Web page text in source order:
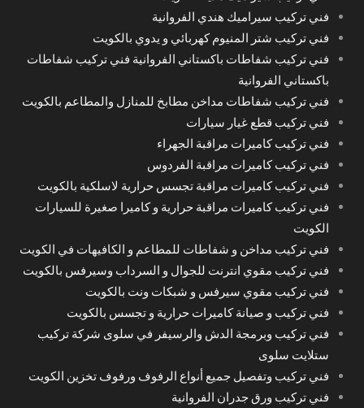
فني تركيب سيراميك هندي الفروانية
فني تركيب شتر المنيوم كهربائي و يدوي بالكويت
فني تركيب شفاطات باكستاني الفروانية فني تركيب شفاطات
باكستاني الفروانية
فني تركيب شفاطات مداخن مطابخ للمنازل والمطاعم بالكويت
فني تركيب قطع غيار سيارات
فني تركيب كاميرات مراقبة الجهراء
فني تركيب كاميرات مراقبة الفردوس
فني تركيب كاميرات مراقبة تجسس حرارية لاسلكية بالكويت
فني تركيب كاميرات مراقبة حرارية و كاميرا صغيرة للسيارات
الكويت
فني تركيب مداخن و شفاطات للمطاعم و الكافيهات في الكويت
فني تركيب مقوي انترنت للجوال و السرداب وسيرفس بالكويت
فني تركيب مقوي سيرفس و شبكات ونت بالكويت
فني تركيب و صيانة كاميرات حرارية و تجسس بالكويت
فني تركيب وبرمجة الدش والرسيفر في سلوى شركة تركيب
ستلايت سلوى
فني تركيب وتفصيل جميع أنواع الرفوف ورفوف تخزين الكويت
فني تركيب ورق جدران الفروانية